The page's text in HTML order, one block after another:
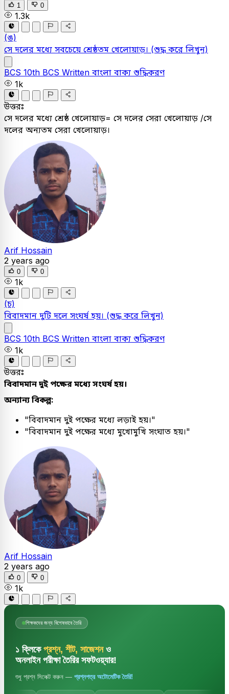
1 0
1.3k
(ঙ)
সে দলের মধ্যে সবচেয়ে শ্রেষ্ঠতম খেলােয়াড়। (শুদ্ধ করে লিখুন)
BCS 10th BCS Written বাংলা বাক্য শুদ্ধিকরণ
1k
উত্তরঃ
সে দলের মধ্যে শ্রেষ্ঠ খেলােয়াড়= সে দলের সেরা খেলোয়াড় /সে
দলের অন্যতম সেরা খেলোয়াড়।
Arif Hossain
2 years ago
0 0
1k
(চ)
বিবাদমান দুটি দলে সংঘর্ষ হয়। (শুদ্ধ করে লিখুন)
BCS 10th BCS Written বাংলা বাক্য শুদ্ধিকরণ
1k
উত্তরঃ
বিবাদমান দুই পক্ষের মধ্যে সংঘর্ষ হয়।
অন্যান্য বিকল্প:
"বিবাদমান দুই পক্ষের মধ্যে লড়াই হয়।"
"বিবাদমান দুই পক্ষের মধ্যে মুখোমুখি সংঘাত হয়।"
Arif Hossain
2 years ago
0 0
1k
শিক্ষকদের জন্য বিশেষভাবে তৈরি
১ ক্লিকে প্রশ্ন, শীট, সাজেশনও
অনলাইন পরীক্ষা তৈরির সফটওয়্যার!
শুধু প্রশ্ন সিলেক্ট করুন — প্রশ্নপত্র অটোমেটিক তৈরি!